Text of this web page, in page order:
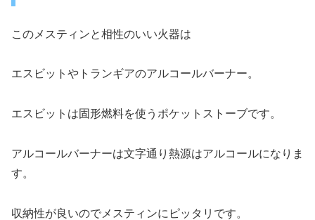
このメスティンと相性のいい火器は
エスビットやトランギアのアルコールバーナー。
エスビットは固形燃料を使うポケットストーブです。
アルコールバーナーは文字通り熱源はアルコールになりま
す。
収納性が良いのでメスティンにピッタリです。